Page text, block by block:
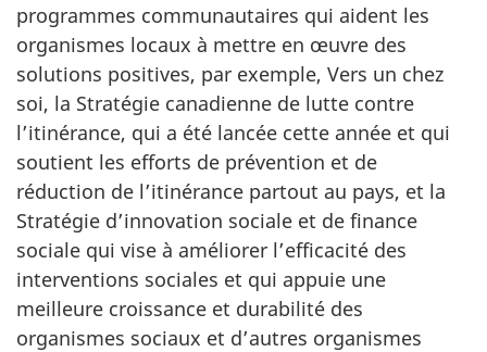
programmes communautaires qui aident les
organismes locaux à mettre en œuvre des
solutions positives, par exemple, Vers un chez
soi, la Stratégie canadienne de lutte contre
l’itinérance, qui a été lancée cette année et qui
soutient les efforts de prévention et de
réduction de l’itinérance partout au pays, et la
Stratégie d’innovation sociale et de finance
sociale qui vise à améliorer l’efficacité des
interventions sociales et qui appuie une
meilleure croissance et durabilité des
organismes sociaux et d’autres organismes